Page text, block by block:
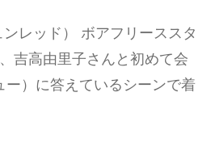
レッド） ボアフリーススタ
吉高由里子さんと初めて会
ー）に答えているシーンで着